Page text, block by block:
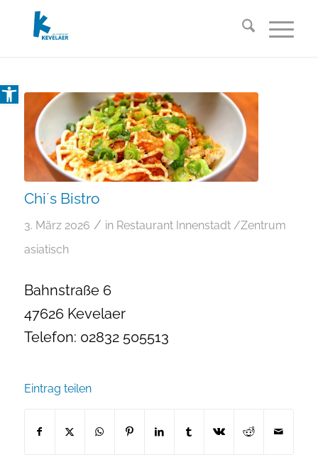
Open toolbar
Chi´s Bistro
3. März 2026 / in Restaurant Innenstadt /Zentrum
asiatisch
Bahnstraße 6
47626 Kevelaer
Telefon: 02832 505513
Eintrag teilen